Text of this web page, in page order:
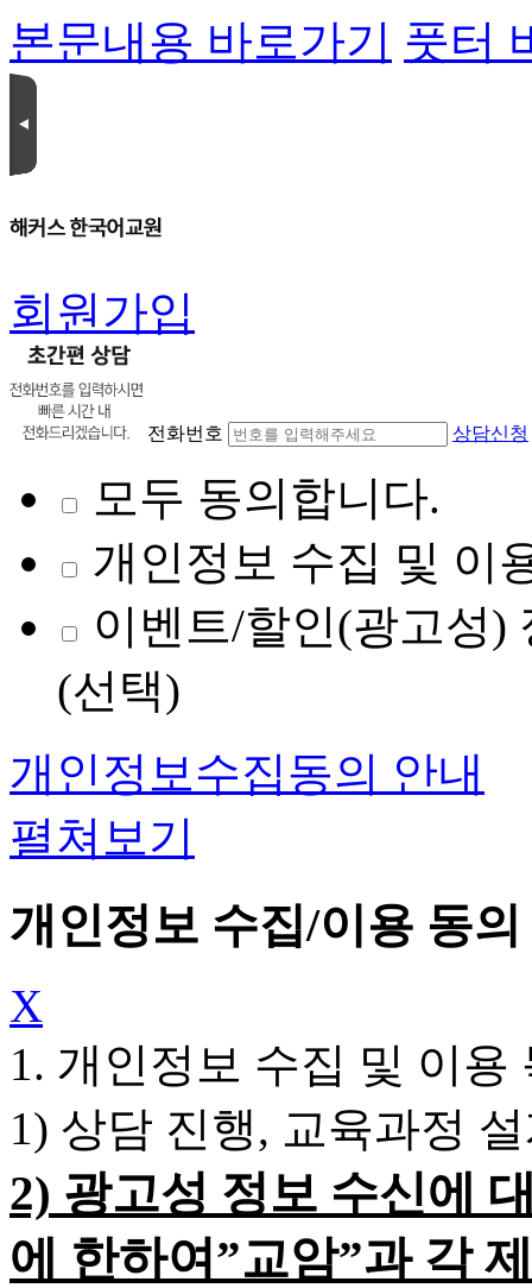
본문내용 바로가기 풋터
회원가입
전화번호 상담신청
모두 동의합니다.
개인정보 수집 및 이
이벤트/할인(광고성)
(선택)
개인정보수집동의 안내
펼쳐보기
개인정보 수집/이용 동
X
1. 개인정보 수집 및 이용
1) 상담 진행, 교육과정
2) 광고성 정보 수신에
에 한하여”교암”과 각